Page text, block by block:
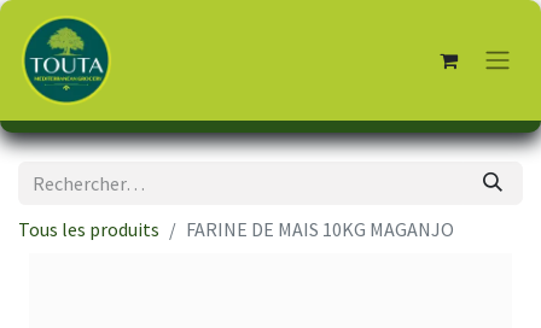
Tous les produits FARINE DE MAIS 10KG MAGANJO